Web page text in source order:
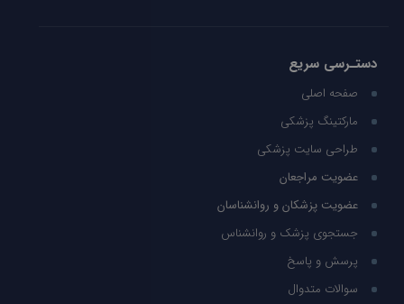
دستـرسی سریع
صفحه اصلی
مارکتینگ پزشکی
طراحی سایت پزشکی
عضویت مراجعان
عضویت پزشکان و روانشناسان
جستجوی پزشک و روانشناس
پرسش و پاسخ
سوالات متدوال